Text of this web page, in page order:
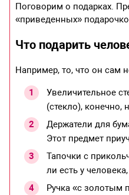
Поговорим о подарках.
«приведенных»
Что подарить
Например, то, что он сам
Увеличительное
(стекло), конечно,
Держатели для
Этот предмет
Тапочки с
ли есть у
Ручка «с золотым